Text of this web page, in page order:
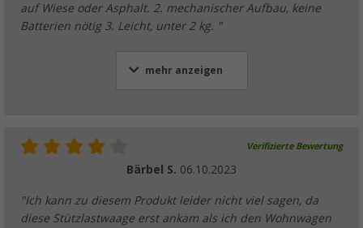
auf Wiese oder Asphalt. 2. mechanischer Aufbau, keine
Batterien nötig 3. Leicht, unter 2 kg. "
mehr anzeigen
Verifizierte Bewertung
Bärbel S. 06.10.2023
"Ich kann zu diesem Produkt leider nicht viel sagen, da
diese Stützlastwaage erst ankam als ich den Wohnwagen